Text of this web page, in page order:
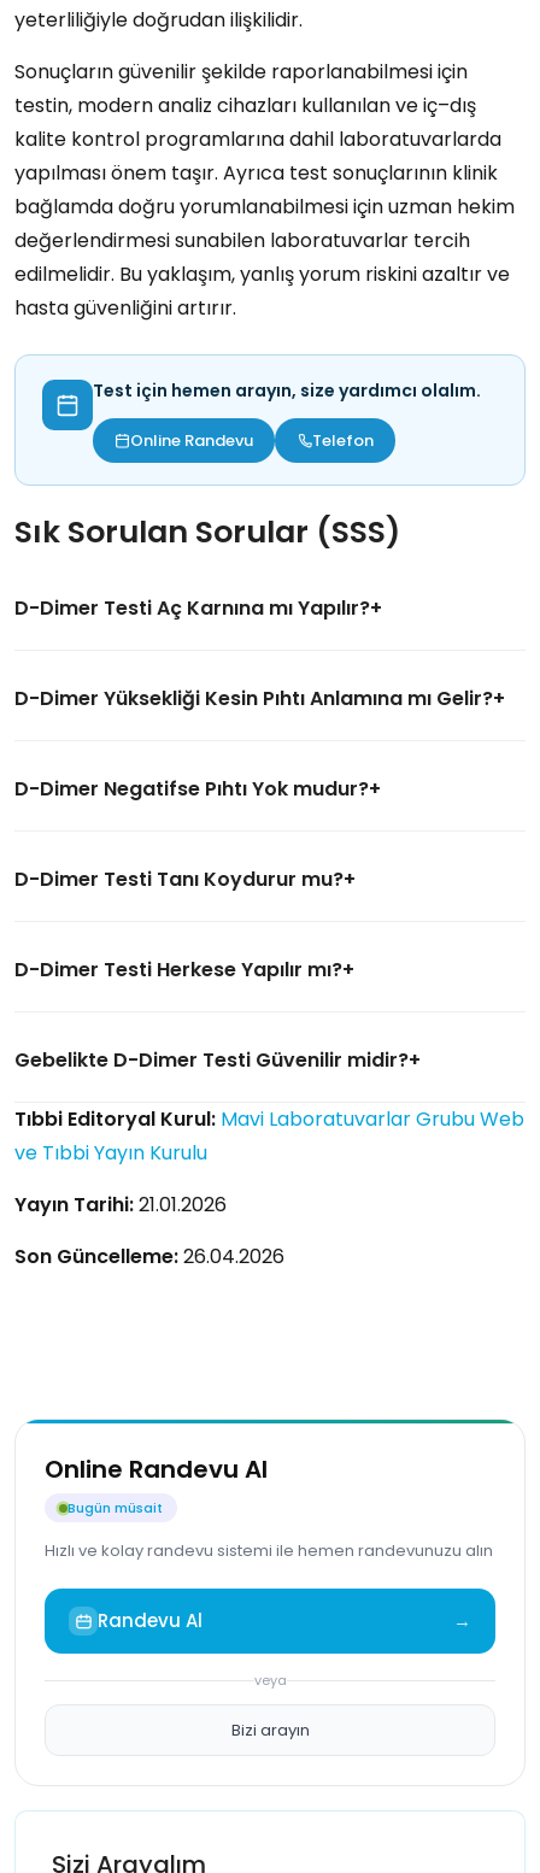
yeterliliğiyle doğrudan ilişkilidir.
Sonuçların güvenilir şekilde raporlanabilmesi için
testin, modern analiz cihazları kullanılan ve iç–dış
kalite kontrol programlarına dahil laboratuvarlarda
yapılması önem taşır. Ayrıca test sonuçlarının klinik
bağlamda doğru yorumlanabilmesi için uzman hekim
değerlendirmesi sunabilen laboratuvarlar tercih
edilmelidir. Bu yaklaşım, yanlış yorum riskini azaltır ve
hasta güvenliğini artırır.
Test için hemen arayın, size yardımcı olalım.
Online Randevu Telefon
Sık Sorulan Sorular (SSS)
D-Dimer Testi Aç Karnına mı Yapılır?
D-Dimer Yüksekliği Kesin Pıhtı Anlamına mı Gelir?
D-Dimer Negatifse Pıhtı Yok mudur?
D-Dimer Testi Tanı Koydurur mu?
D-Dimer Testi Herkese Yapılır mı?
Gebelikte D-Dimer Testi Güvenilir midir?
Tıbbi Editoryal Kurul: Mavi Laboratuvarlar Grubu Web
ve Tıbbi Yayın Kurulu
Yayın Tarihi:21.01.2026
Son Güncelleme:26.04.2026
Online Randevu Al
Bugün müsait
Hızlı ve kolay randevu sistemi ile hemen randevunuzu alın
Randevu Al →
veya
Bizi arayın
Sizi Arayalım